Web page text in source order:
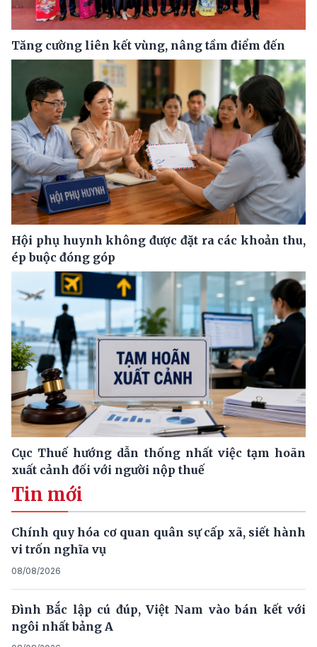
Tăng cường liên kết vùng, nâng tầm điểm đến
Hội phụ huynh không được đặt ra các khoản thu,
ép buộc đóng góp
Cục Thuế hướng dẫn thống nhất việc tạm hoãn
xuất cảnh đối với người nộp thuế
Tin mới
Chính quy hóa cơ quan quân sự cấp xã, siết hành
vi trốn nghĩa vụ
08/08/2026
Đình Bắc lập cú đúp, Việt Nam vào bán kết với
ngôi nhất bảng A